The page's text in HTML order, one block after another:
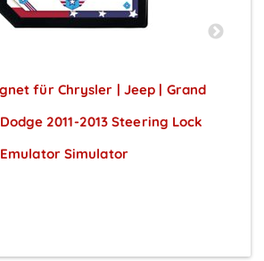
für Chrysler | Jeep | Grand
2011-2013 Steering Lock
Emulator Simulator